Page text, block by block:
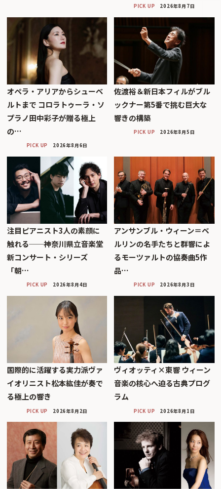
PICK UP 2026年8月7日
オペラ・アリアからシューベ
ルトまで コロラトゥーラ・ソ
プラノ田中彩子が贈る極上
の…
PICK UP 2026年8月6日
佐渡裕＆新日本フィルがブル
ックナー第5番で挑む巨大な
響きの構築
PICK UP 2026年8月5日
注目ピアニスト3人の素顔に
触れる──神奈川県立音楽堂
新コンサート・シリーズ
「朝…
PICK UP 2026年8月4日
アンサンブル・ウィーン＝ベ
ルリンの名手たちと群響によ
るモーツァルトの協奏曲5作
品…
PICK UP 2026年8月3日
国際的に活躍する実力派ヴァ
イオリニスト松本紘佳が奏で
る極上の響き
PICK UP 2026年8月2日
ヴィオッティ×東響 ウィーン
音楽の核心へ迫る古典プログ
ラム
PICK UP 2026年8月1日